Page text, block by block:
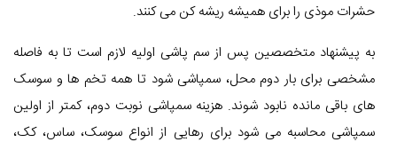
حشرات موذی را برای همیشه ریشه کن می کنند.
به پیشنهاد متخصصین پس از سم پاشی اولیه لازم است تا به فاصله
مشخصی برای بار دوم محل، سمپاشی شود تا همه تخم ها و سوسک
های باقی مانده نابود شوند. هزینه سمپاشی نوبت دوم، کمتر از اولین
سمپاشی محاسبه می شود برای رهایی از انواع سوسک، ساس، کک،